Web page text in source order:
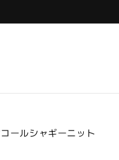
コールシャギーニット